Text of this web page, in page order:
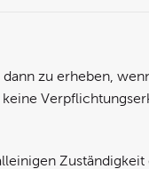
zu erheben,